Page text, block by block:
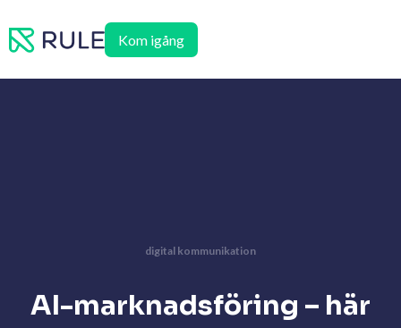
till
Kom igång
digital kommunikation
AI-marknadsföring – här